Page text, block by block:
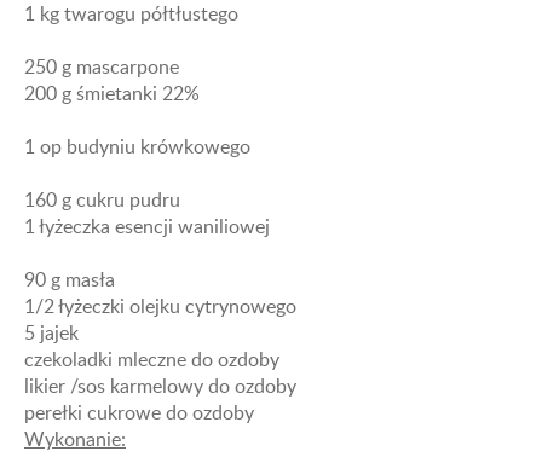
1 kg twarogu półtłustego
250 g mascarpone
200 g śmietanki 22%
1 op budyniu krówkowego
160 g cukru pudru
1 łyżeczka esencji waniliowej
90 g masła
1/2 łyżeczki olejku cytrynowego
5 jajek
czekoladki mleczne do ozdoby
likier /sos karmelowy do ozdoby
perełki cukrowe do ozdoby
Wykonanie: